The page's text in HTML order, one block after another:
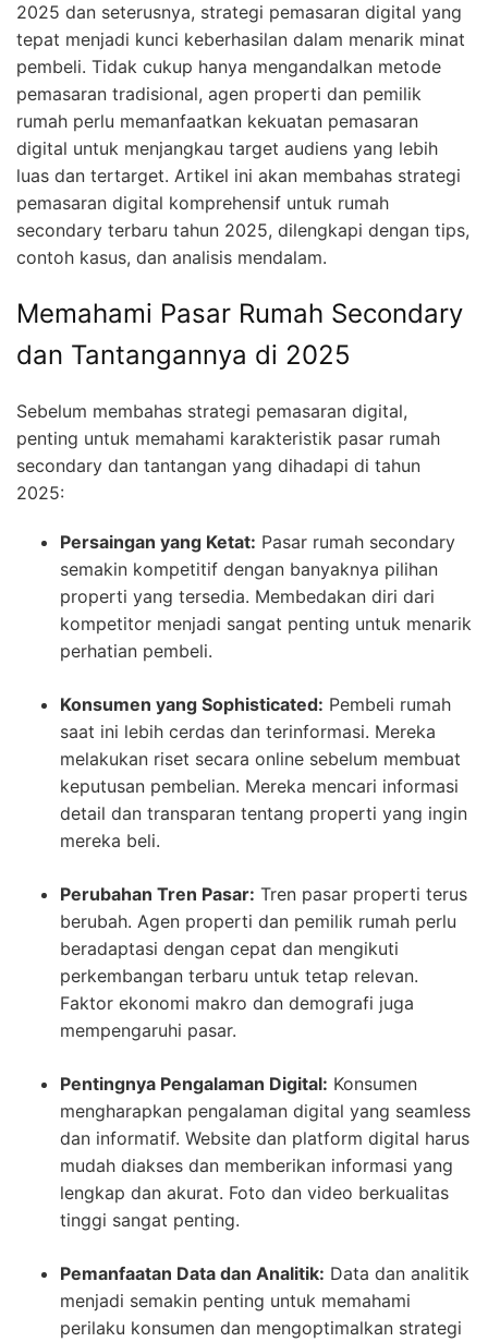
2025 dan seterusnya, strategi pemasaran digital yang
tepat menjadi kunci keberhasilan dalam menarik minat
pembeli. Tidak cukup hanya mengandalkan metode
pemasaran tradisional, agen properti dan pemilik
rumah perlu memanfaatkan kekuatan pemasaran
digital untuk menjangkau target audiens yang lebih
luas dan tertarget. Artikel ini akan membahas strategi
pemasaran digital komprehensif untuk rumah
secondary terbaru tahun 2025, dilengkapi dengan tips,
contoh kasus, dan analisis mendalam.
Memahami Pasar Rumah Secondary
dan Tantangannya di 2025
Sebelum membahas strategi pemasaran digital,
penting untuk memahami karakteristik pasar rumah
secondary dan tantangan yang dihadapi di tahun
2025:
Persaingan yang Ketat: Pasar rumah secondary
semakin kompetitif dengan banyaknya pilihan
properti yang tersedia. Membedakan diri dari
kompetitor menjadi sangat penting untuk menarik
perhatian pembeli.
Konsumen yang Sophisticated: Pembeli rumah
saat ini lebih cerdas dan terinformasi. Mereka
melakukan riset secara online sebelum membuat
keputusan pembelian. Mereka mencari informasi
detail dan transparan tentang properti yang ingin
mereka beli.
Perubahan Tren Pasar: Tren pasar properti terus
berubah. Agen properti dan pemilik rumah perlu
beradaptasi dengan cepat dan mengikuti
perkembangan terbaru untuk tetap relevan.
Faktor ekonomi makro dan demografi juga
mempengaruhi pasar.
Pentingnya Pengalaman Digital: Konsumen
mengharapkan pengalaman digital yang seamless
dan informatif. Website dan platform digital harus
mudah diakses dan memberikan informasi yang
lengkap dan akurat. Foto dan video berkualitas
tinggi sangat penting.
Pemanfaatan Data dan Analitik: Data dan analitik
menjadi semakin penting untuk memahami
perilaku konsumen dan mengoptimalkan strategi